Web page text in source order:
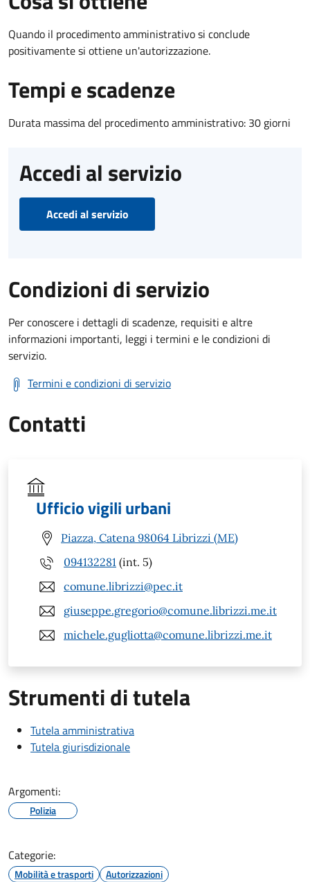
Quando il procedimento amministrativo si conclude
positivamente si ottiene un'autorizzazione.
Tempi e scadenze
Durata massima del procedimento amministrativo: 30 giorni
Accedi al servizio
Accedi al servizio
Condizioni di servizio
Per conoscere i dettagli di scadenze, requisiti e altre
informazioni importanti, leggi i termini e le condizioni di
servizio.
Termini e condizioni di servizio
Contatti
Ufficio vigili urbani
Piazza, Catena 98064 Librizzi (ME)
094132281 (int. 5)
comune.librizzi@pec.it
giuseppe.gregorio@comune.librizzi.me.it
michele.gugliotta@comune.librizzi.me.it
Strumenti di tutela
Tutela amministrativa
Tutela giurisdizionale
Argomenti:
Polizia
Categorie:
Mobilità e trasporti Autorizzazioni